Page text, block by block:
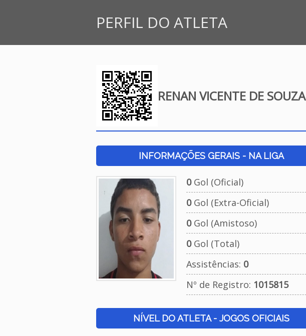
PERFIL DO ATLETA
RENAN VICENTE DE SOUZA
INFORMAÇÕES GERAIS - NA LIGA
0Gol (Oficial)
0Gol (Extra-Oficial)
0Gol (Amistoso)
0Gol (Total)
Assistências: 0
Nº de Registro: 1015815
NÍVEL DO ATLETA - JOGOS OFICIAIS